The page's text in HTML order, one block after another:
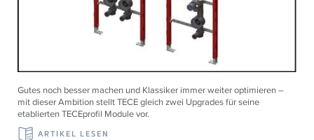
Gutes noch besser machen und Klassiker immer weiter optimieren –
mit dieser Ambition stellt TECE gleich zwei Upgrades für seine
etablierten TECEprofil Module vor.
ARTIKEL LESEN